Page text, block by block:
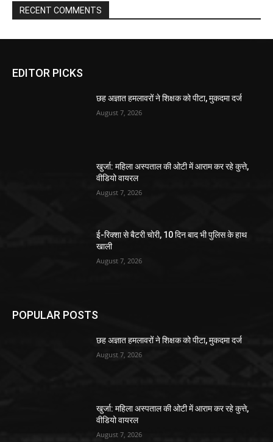
RECENT COMMENTS
EDITOR PICKS
छह अज्ञात हमलावरों ने शिक्षक को पीटा, मुकदमा दर्ज
August 7, 2026
खुर्जा: महिला अस्पताल की ओटी में आराम कर रहे कुत्ते,
वीडियो वायरल
August 7, 2026
ई-रिक्शा से बैटरी चोरी, 10 दिन बाद भी पुलिस के हाथ
खाली
August 7, 2026
POPULAR POSTS
छह अज्ञात हमलावरों ने शिक्षक को पीटा, मुकदमा दर्ज
August 7, 2026
खुर्जा: महिला अस्पताल की ओटी में आराम कर रहे कुत्ते,
वीडियो वायरल
August 7, 2026